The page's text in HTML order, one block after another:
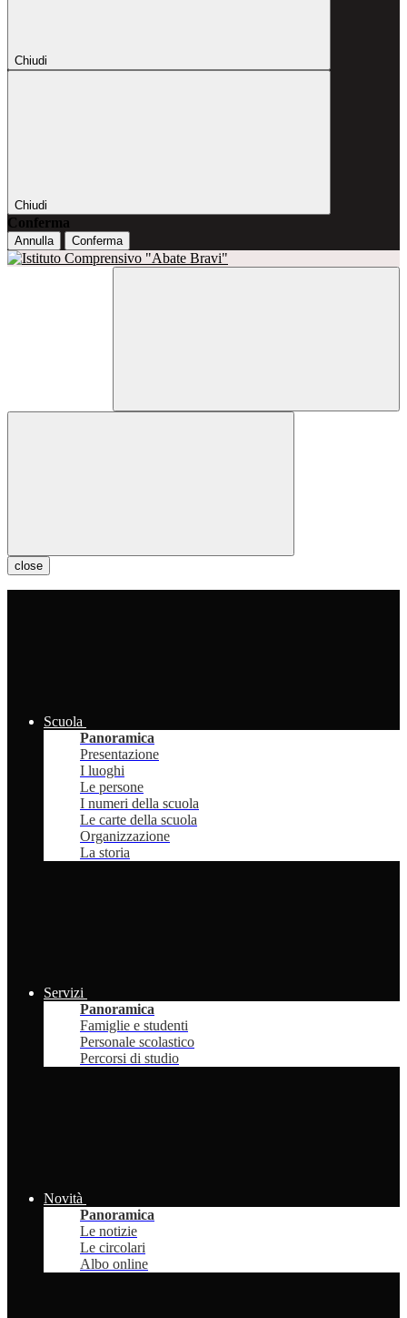
Chiudi
Chiudi
Conferma
Annulla Conferma
close
Scuola
Panoramica
Presentazione
I luoghi
Le persone
I numeri della scuola
Le carte della scuola
Organizzazione
La storia
Servizi
Panoramica
Famiglie e studenti
Personale scolastico
Percorsi di studio
Novità
Panoramica
Le notizie
Le circolari
Albo online